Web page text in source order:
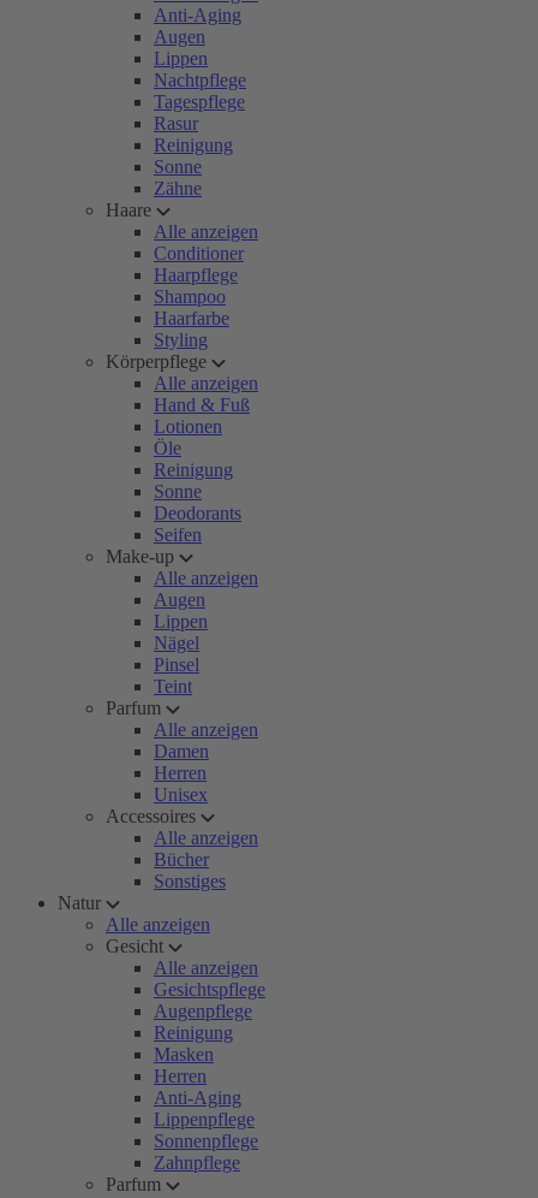
Anti-Aging
Augen
Lippen
Nachtpflege
Tagespflege
Rasur
Reinigung
Sonne
Zähne
Haare
Alle anzeigen
Conditioner
Haarpflege
Shampoo
Haarfarbe
Styling
Körperpflege
Alle anzeigen
Hand & Fuß
Lotionen
Öle
Reinigung
Sonne
Deodorants
Seifen
Make-up
Alle anzeigen
Augen
Lippen
Nägel
Pinsel
Teint
Parfum
Alle anzeigen
Damen
Herren
Unisex
Accessoires
Alle anzeigen
Bücher
Sonstiges
Natur
Alle anzeigen
Gesicht
Alle anzeigen
Gesichtspflege
Augenpflege
Reinigung
Masken
Herren
Anti-Aging
Lippenpflege
Sonnenpflege
Zahnpflege
Parfum